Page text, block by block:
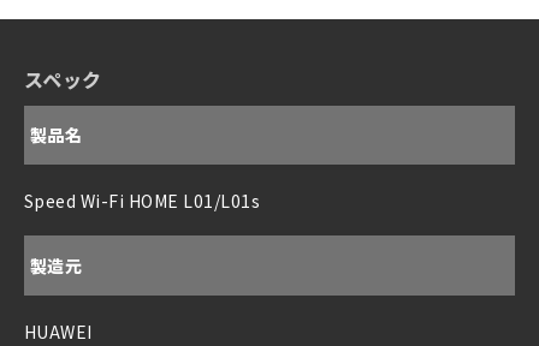
スペック
製品名
Speed Wi-Fi HOME L01/L01s
製造元
HUAWEI